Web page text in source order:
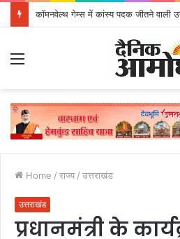
Home / राज्य / उत्तराखंड
उत्तराखंड
प्रधानमंत्री के